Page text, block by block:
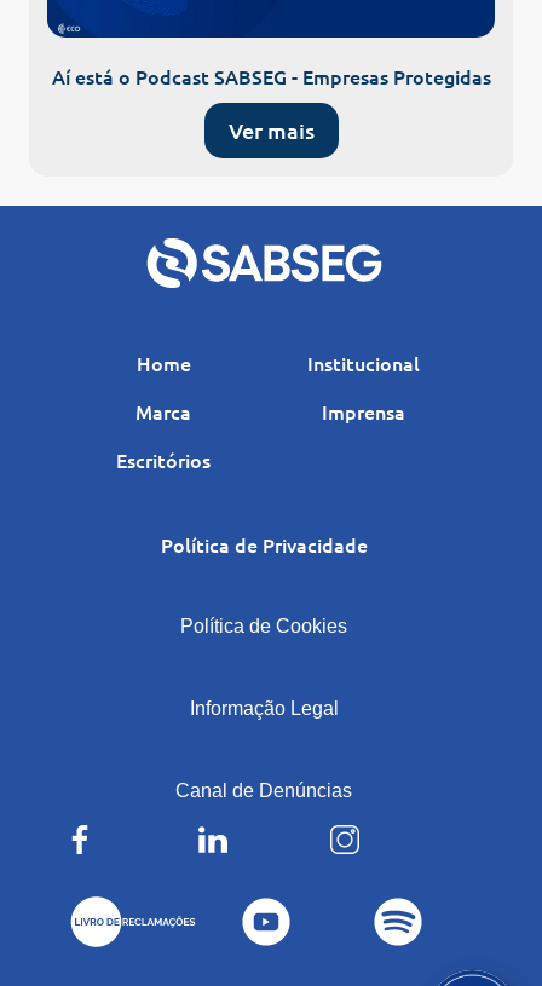
Aí está o Podcast SABSEG - Empresas Protegidas
Ver mais
Home
Institucional
Marca
Imprensa
Escritórios
Política de Privacidade
Política de Cookies
Informação Legal
Canal de Denúncias